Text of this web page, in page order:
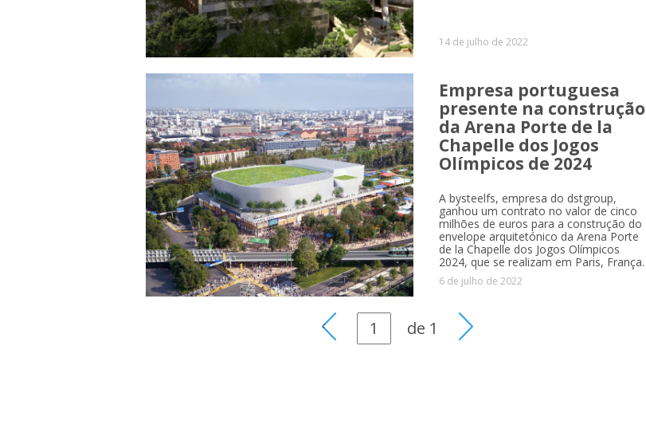
14 de julho de 2022
Empresa portuguesa
presente na construção
da Arena Porte de la
Chapelle dos Jogos
Olímpicos de 2024
A bysteelfs, empresa do dstgroup,
ganhou um contrato no valor de cinco
milhões de euros para a construção do
envelope arquitetónico da Arena Porte
de la Chapelle dos Jogos Olímpicos
2024, que se realizam em Paris, França.
6 de julho de 2022
de 1